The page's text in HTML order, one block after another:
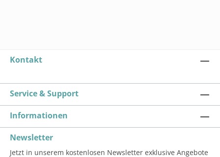
Kontakt
Service & Support
Informationen
Newsletter
Jetzt in unserem kostenlosen Newsletter exklusive Angebote